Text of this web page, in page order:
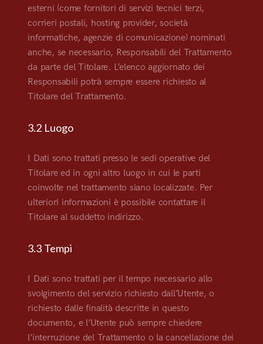
esterni (come fornitori di servizi tecnici terzi,
corrieri postali, hosting provider, società
informatiche, agenzie di comunicazione) nominati
anche, se necessario, Responsabili del Trattamento
da parte del Titolare. L’elenco aggiornato dei
Responsabili potrà sempre essere richiesto al
Titolare del Trattamento.
3.2 Luogo
I Dati sono trattati presso le sedi operative del
Titolare ed in ogni altro luogo in cui le parti
coinvolte nel trattamento siano localizzate. Per
ulteriori informazioni è possibile contattare il
Titolare al suddetto indirizzo.
3.3 Tempi
I Dati sono trattati per il tempo necessario allo
svolgimento del servizio richiesto dall’Utente, o
richiesto dalle finalità descritte in questo
documento, e l’Utente può sempre chiedere
l’interruzione del Trattamento o la cancellazione dei